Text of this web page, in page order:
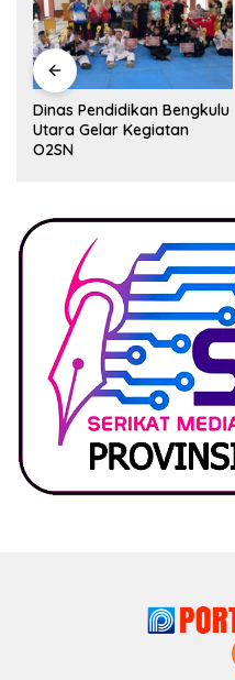
Dinas Pendidikan Bengkulu
Utara Gelar Kegiatan
O2SN